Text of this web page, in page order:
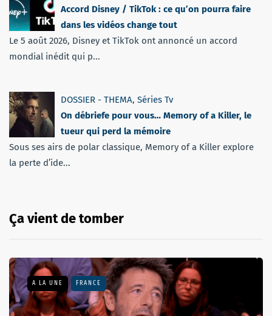
Accord Disney / TikTok : ce qu’on pourra faire
dans les vidéos change tout
Le 5 août 2026, Disney et TikTok ont annoncé un accord
mondial inédit qui p...
DOSSIER - THEMA, Séries Tv
On débriefe pour vous… Memory of a Killer, le
tueur qui perd la mémoire
Sous ses airs de polar classique, Memory of a Killer explore
la perte d’ide...
Ça vient de tomber
A LA UNE FRANCE